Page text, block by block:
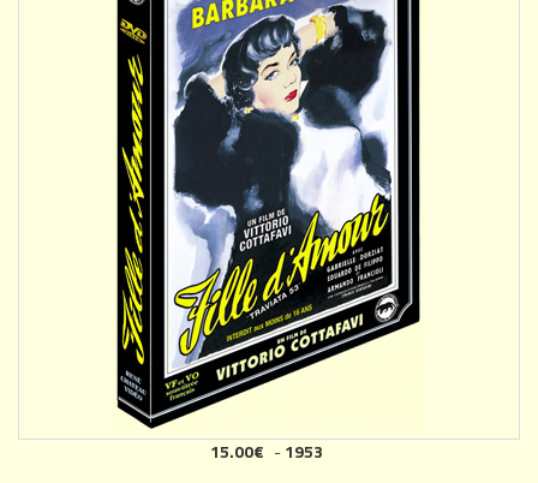
15.00€ -1953